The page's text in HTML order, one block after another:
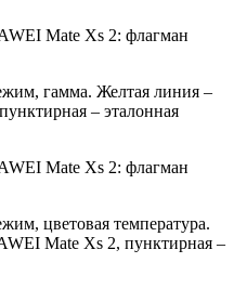
гамма. Желтая линия –
– эталонная
цветовая температура.
Mate Xs 2, пунктирная –